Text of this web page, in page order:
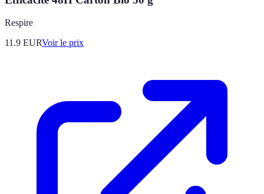
Respire
11.9 EURVoir le prix